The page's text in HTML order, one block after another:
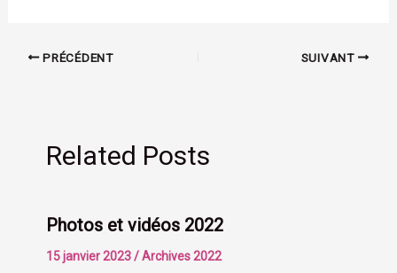
PRÉCÉDENT SUIVANT
Related Posts
Photos et vidéos 2022
15 janvier 2023/Archives 2022